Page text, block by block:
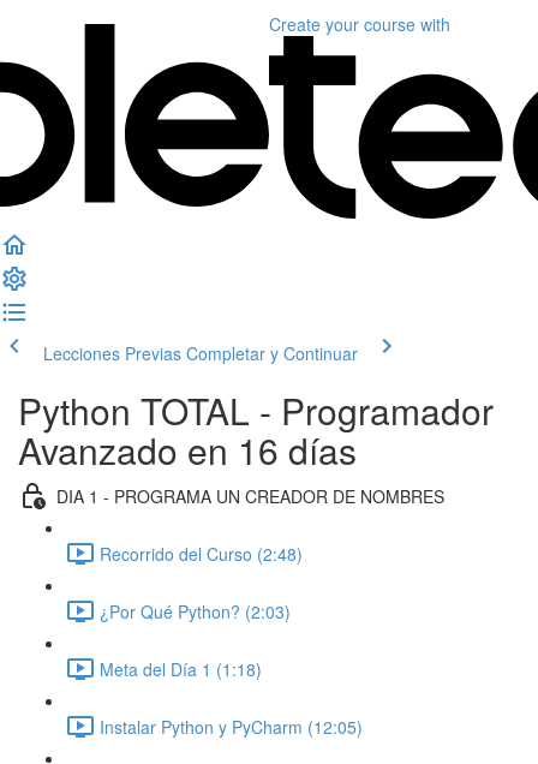
Create your course with
Lecciones Previas Completar y Continuar
Python TOTAL - Programador
Avanzado en 16 días
DIA 1 - PROGRAMA UN CREADOR DE NOMBRES
Recorrido del Curso (2:48)
¿Por Qué Python? (2:03)
Meta del Día 1 (1:18)
Instalar Python y PyCharm (12:05)